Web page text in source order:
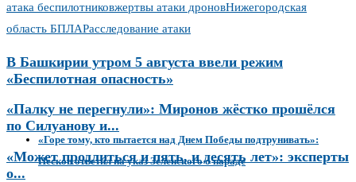
атака беспилотниковжертвы атаки дроновНижегородская
область БПЛАРасследование атаки
В Башкирии утром 5 августа ввели режим
«Беспилотная опасность»
«Палку не перегнули»: Миронов жёстко прошёлся
по Силуанову и...
«Может продлиться и пять, и десять лет»: эксперты
о...
«Горе тому, кто пытается над Днем Победы подтрунивать»:
Песков ответил на указ Зеленского о параде